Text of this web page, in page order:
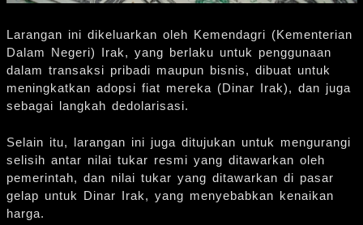
Larangan ini dikeluarkan oleh Kemendagri (Kementerian
Dalam Negeri) Irak, yang berlaku untuk penggunaan
dalam transaksi pribadi maupun bisnis, dibuat untuk
meningkatkan adopsi fiat mereka (Dinar Irak), dan juga
sebagai langkah dedolarisasi.
Selain itu, larangan ini juga ditujukan untuk mengurangi
selisih antar nilai tukar resmi yang ditawarkan oleh
pemerintah, dan nilai tukar yang ditawarkan di pasar
gelap untuk Dinar Irak, yang menyebabkan kenaikan
harga.